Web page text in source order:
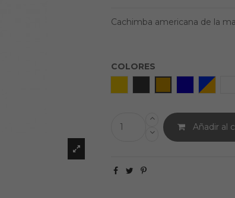
Cachimba americana de la
COLORES
Armenian flag
Greek Eye
Añadir al